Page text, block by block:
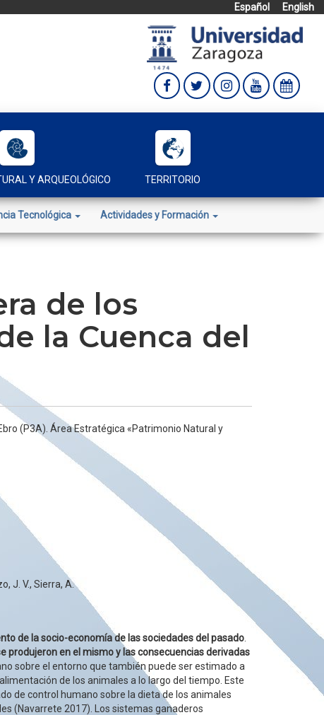
Español
English
Y ARQUEOLÓGICO TERRITORIO
Tecnológica Actividades y Formación
de los
la Cuenca del
(P3A). Área Estratégica «Patrimonio Natural y
J. V., Sierra, A.
de la socio-economía de las sociedades del pasado
produjeron en el mismo y las consecuencias derivadas
sobre el entorno que también puede ser estimado a
de los animales a lo largo del tiempo. Este
de control humano sobre la dieta de los animales
(Navarrete 2017). Los sistemas ganaderos